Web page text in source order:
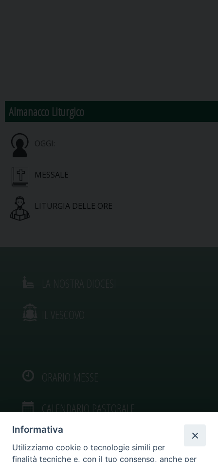
Almanacco Liturgico
OGGI:
MESSALE
LITURGIA DELLE ORE
IL VESCOVO
ORARIO MESSE
CALENDARIO PASTORALE
Informativa
Utilizziamo cookie o tecnologie simili per
finalità tecniche e, con il tuo consenso, anche per